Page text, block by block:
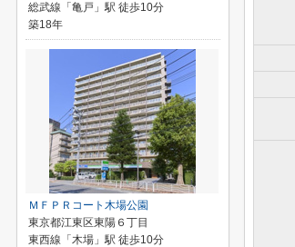
総武線「亀戸」駅 徒歩10分
築18年
ＭＦＰＲコート木場公園
東京都江東区東陽６丁目
東西線「木場」駅 徒歩10分